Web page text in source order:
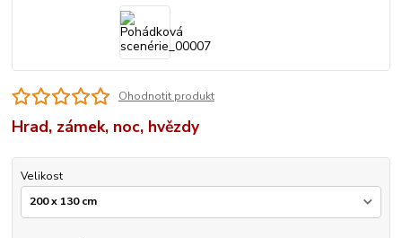
Ohodnotit produkt
Hrad, zámek, noc, hvězdy
Velikost